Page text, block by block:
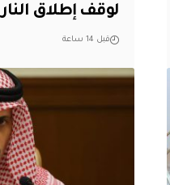
لوقف إطلاق النار
قبل 14 ساعة